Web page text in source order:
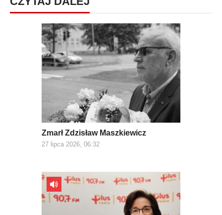
Zmarł Zdzisław Maszkiewicz
27 lipca 2026, 06:32